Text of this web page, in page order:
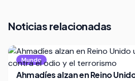
Noticias relacionadas
Mundo
Ahmadíes alzan en Reino